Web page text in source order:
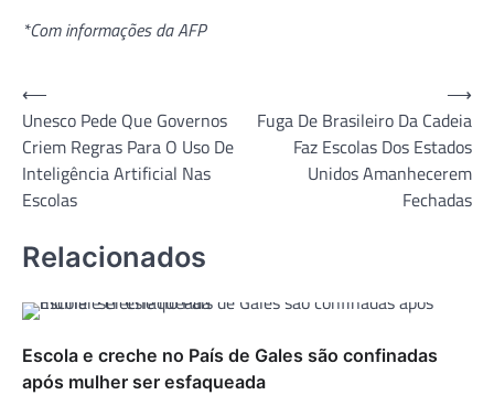
*Com informações da AFP
Navegação
de
Post
⟵
Unesco Pede Que Governos
Criem Regras Para O Uso De
Inteligência Artificial Nas
Escolas
Fuga De Brasileiro Da Cadeia
Faz Escolas Dos Estados
Unidos Amanhecerem
Fechadas
⟶
Relacionados
Escola e creche no País de Gales são confinadas
após mulher ser esfaqueada